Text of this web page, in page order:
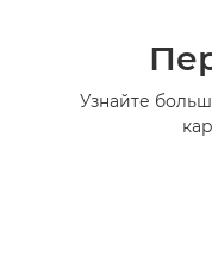
Узнайте